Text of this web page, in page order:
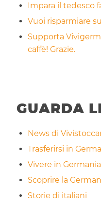
Impara il tedesco
Vuoi risparmiare
Supporta
caffè! Grazie.
GUARDA
News di
Trasferirsi in
Vivere in Germania
Scoprire la
Storie di italiani